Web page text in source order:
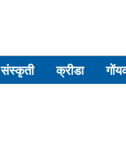
संस्कृती क्रीडा